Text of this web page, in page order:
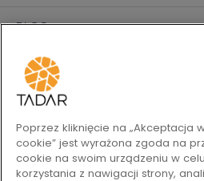
BLOG
KONTAKT
Poprzez kliknięcie na „Akceptacja
cookie” jest wyrażona zgoda na
cookie na swoim urządzeniu w
korzystania z nawigacji strony,